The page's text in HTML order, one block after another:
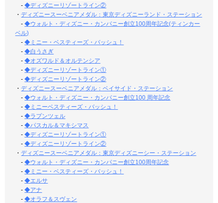
-◆ディズニーリゾートライン②
・ディズニースーベニアメダル：東京ディズニーランド・ステーション
-◆ウォルト・ディズニー・カンパニー創立100周年記念(ティンカー
ベル)
-◆ミニー・ベスティーズ・バッシュ！
-◆白うさぎ
-◆オズワルド＆オルテンシア
-◆ディズニーリゾートライン①
-◆ディズニーリゾートライン②
・ディズニースーベニアメダル：ベイサイド・ステーション
-◆ウォルト・ディズニー・カンパニー創立100 周年記念
-◆ミニーベスティーズ・バッシュ！
-◆ラプンツェル
-◆パスカル＆マキシマス
-◆ディズニーリゾートライン①
-◆ディズニーリゾートライン②
・ディズニースーベニアメダル：東京ディズニーシー・ステーション
-◆ウォルト・ディズニー・カンパニー創立100周年記念
-◆ミニー・ベスティーズ・バッシュ！
-◆エルサ
-◆アナ
-◆オラフ＆スヴェン